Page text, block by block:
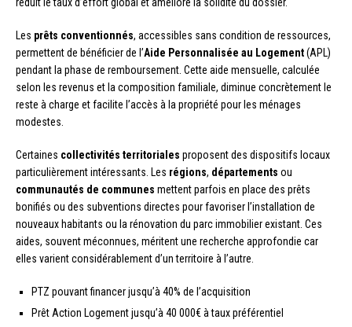
Les prêts conventionnés, accessibles sans condition de ressources,
permettent de bénéficier de l’Aide Personnalisée au Logement(APL)
pendant la phase de remboursement. Cette aide mensuelle, calculée
selon les revenus et la composition familiale, diminue concrètement le
reste à charge et facilite l’accès à la propriété pour les ménages
modestes.
Certaines collectivités territoriales proposent des dispositifs locaux
particulièrement intéressants. Les régions, départements ou
communautés de communes mettent parfois en place des prêts
bonifiés ou des subventions directes pour favoriser l’installation de
nouveaux habitants ou la rénovation du parc immobilier existant. Ces
aides, souvent méconnues, méritent une recherche approfondie car
elles varient considérablement d’un territoire à l’autre.
PTZ pouvant financer jusqu’à 40% de l’acquisition
Prêt Action Logement jusqu’à 40 000€ à taux préférentiel